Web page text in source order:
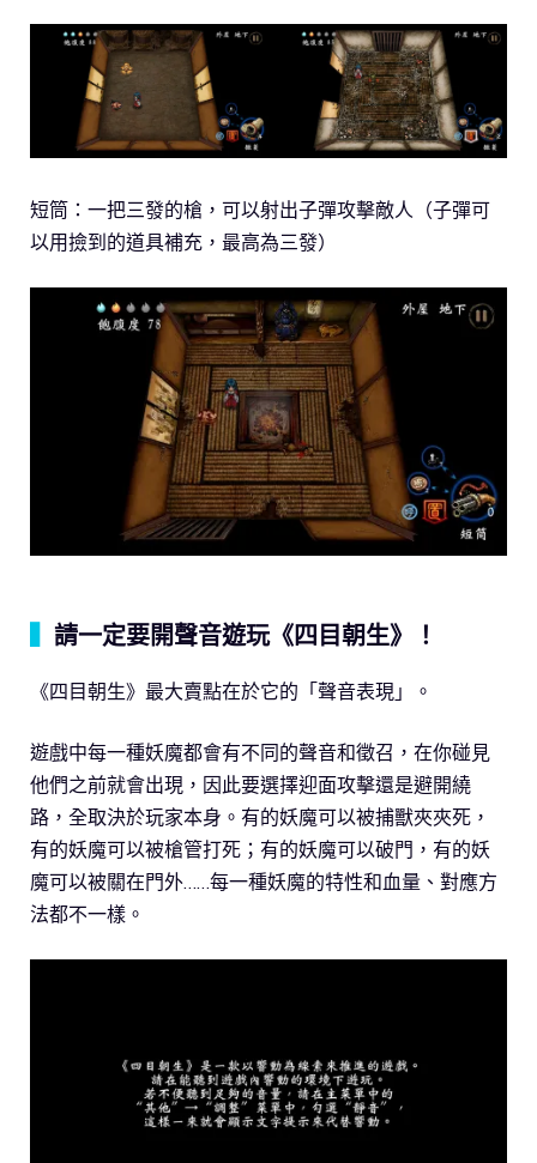
短筒：一把三發的槍，可以射出子彈攻擊敵人（子彈可
以用撿到的道具補充，最高為三發）
請一定要開聲音遊玩《四目朝生》！
《四目朝生》最大賣點在於它的「聲音表現」。
遊戲中每一種妖魔都會有不同的聲音和徵召，在你碰見
他們之前就會出現，因此要選擇迎面攻擊還是避開繞
路，全取決於玩家本身。有的妖魔可以被捕獸夾夾死，
有的妖魔可以被槍管打死；有的妖魔可以破門，有的妖
魔可以被關在門外……每一種妖魔的特性和血量、對應方
法都不一樣。